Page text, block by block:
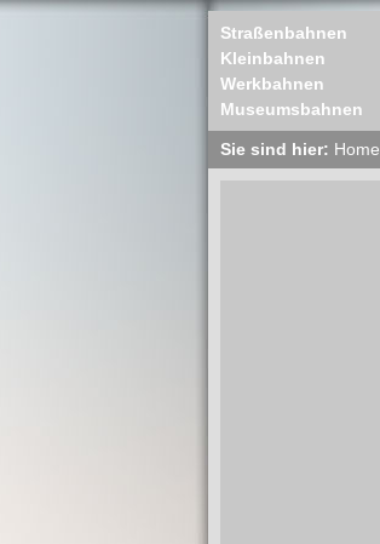
Straßenbahnen
Kleinbahnen
Werkbahnen
Museumsbahnen
Sie sind hier: Home